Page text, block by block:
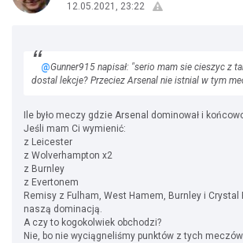
12.05.2021, 23:22
@Gunner915 napisał: "serio mam sie cieszyc z
dostal lekcje? Przeciez Arsenal nie istnial w tym
Ile było meczy gdzie Arsenal dominował i
Jeśli mam Ci wymienić:
z Leicester
z Wolverhampton x2
z Burnley
z Evertonem
Remisy z Fulham, West Hamem, Burnley i Crystal
naszą dominacją.
A czy to kogokolwiek obchodzi?
Nie, bo nie wyciągneliśmy punktów z tych meczów.